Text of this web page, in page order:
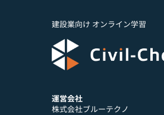
建設業向け オンライン学習
運営会社
株式会社ブルーテクノ